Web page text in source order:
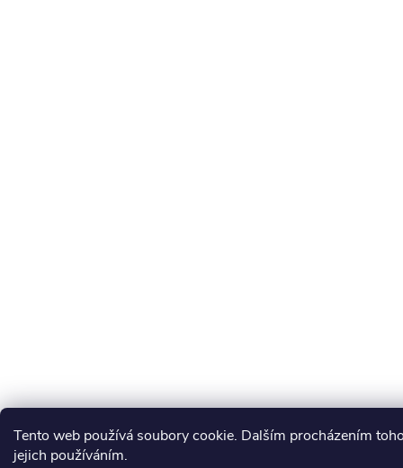
Tento web používá soubory cookie. Dalším procházením
jejich používáním.